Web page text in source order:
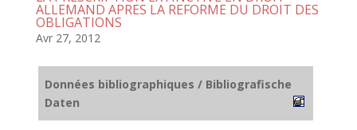
ALLEMAND APRES LA REFORME DU DROIT DES
OBLIGATIONS
Avr 27, 2012
Données bibliographiques / Bibliografische
Daten